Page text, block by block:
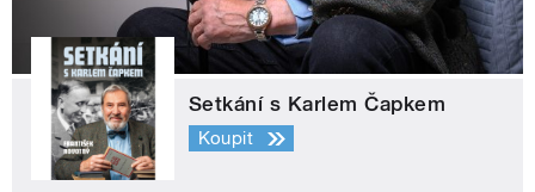
Setkání s Karlem Čapkem
Koupit